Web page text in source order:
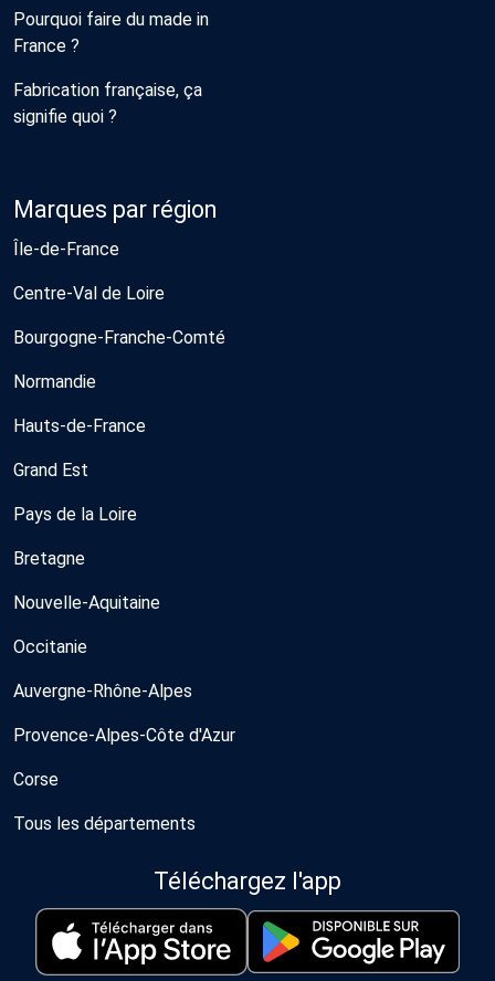
Pourquoi faire du made in
France ?
Fabrication française, ça
signifie quoi ?
Marques par région
Île-de-France
Centre-Val de Loire
Bourgogne-Franche-Comté
Normandie
Hauts-de-France
Grand Est
Pays de la Loire
Bretagne
Nouvelle-Aquitaine
Occitanie
Auvergne-Rhône-Alpes
Provence-Alpes-Côte d'Azur
Corse
Tous les départements
Téléchargez l'app